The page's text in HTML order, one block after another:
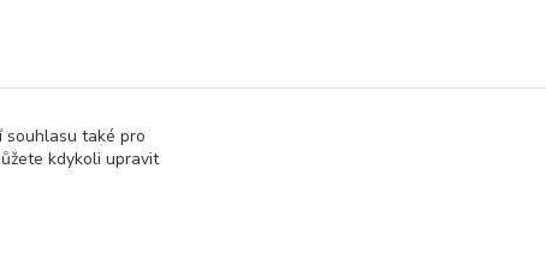
souhlasu také pro
kdykoli upravit